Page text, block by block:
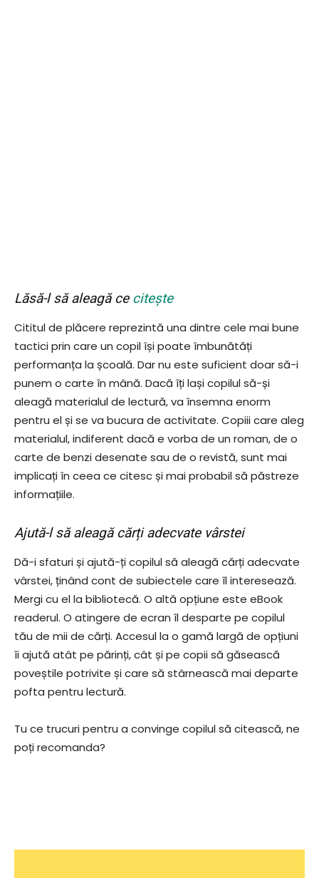
Lăsă-l să aleagă ce citește
Cititul de plăcere reprezintă una dintre cele mai bune
tactici prin care un copil își poate îmbunătăți
performanța la școală. Dar nu este suficient doar să-i
punem o carte în mână. Dacă îți lași copilul să-și
aleagă materialul de lectură, va însemna enorm
pentru el și se va bucura de activitate. Copiii care aleg
materialul, indiferent dacă e vorba de un roman, de o
carte de benzi desenate sau de o revistă, sunt mai
implicați în ceea ce citesc și mai probabil să păstreze
informațiile.
Ajută-l să aleagă cărți adecvate vârstei
Dă-i sfaturi și ajută-ți copilul să aleagă cărți adecvate
vârstei, ținând cont de subiectele care îl interesează.
Mergi cu el la bibliotecă. O altă opțiune este eBook
readerul. O atingere de ecran îl desparte pe copilul
tău de mii de cărți. Accesul la o gamă largă de opțiuni
îi ajută atât pe părinți, cât și pe copii să găsească
poveștile potrivite și care să stârnească mai departe
pofta pentru lectură.
Tu ce trucuri pentru a convinge copilul să citească, ne
poți recomanda?